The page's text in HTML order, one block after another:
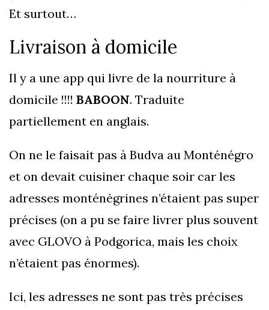
Et surtout…
Livraison à domicile
Il y a une app qui livre de la nourriture à
domicile !!!! BABOON. Traduite
partiellement en anglais.
On ne le faisait pas à Budva au Monténégro
et on devait cuisiner chaque soir car les
adresses monténégrines n’étaient pas super
précises (on a pu se faire livrer plus souvent
avec GLOVO à Podgorica, mais les choix
n’étaient pas énormes).
Ici, les adresses ne sont pas très précises